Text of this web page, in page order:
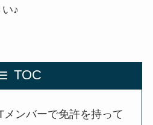
♪
TOC
メンバーで免許を持って